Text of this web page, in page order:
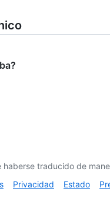
traducido de
Privacidad Estado